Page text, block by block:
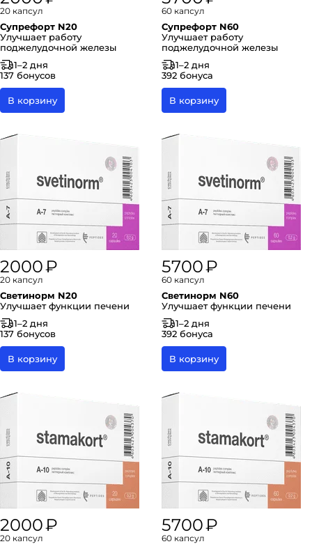
20 капсул
Супрефорт N20
Улучшает работу
поджелудочной железы
1–2 дня
137 бонусов
В корзину
60 капсул
Супрефорт N60
Улучшает работу
поджелудочной железы
1–2 дня
392 бонуса
В корзину
2000 ₽
20 капсул
Светинорм N20
Улучшает функции печени
1–2 дня
137 бонусов
В корзину
5700 ₽
60 капсул
Светинорм N60
Улучшает функции печени
1–2 дня
392 бонуса
В корзину
2000 ₽
20 капсул
5700 ₽
60 капсул